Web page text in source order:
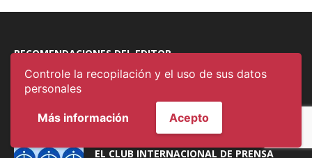
Controle la recopilación y el uso de sus datos
personales
Más información Acepto
RECOMENDACIONES DEL EDITOR
EL XII CONCURSO DE ESPETOS...
3 agosto, 2026
EL CLUB INTERNACIONAL DE PRENSA